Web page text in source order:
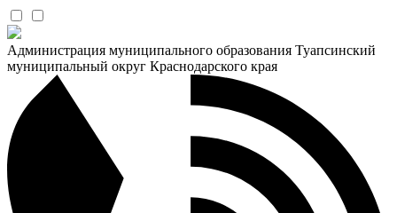
Администрация муниципального образования Туапсинский
муниципальный округ Краснодарского края